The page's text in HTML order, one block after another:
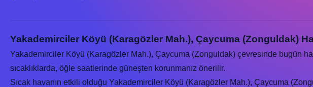
Yakademirciler Köyü (Karagözler Mah.), Çaycuma (Zonguldak)
Yakademirciler Köyü (Karagözler Mah.), Çaycuma (Zonguldak) çevresinde bugün
sıcaklıklarda, öğle saatlerinde güneşten korunmanız önerilir.
Sıcak havanın etkili olduğu Yakademirciler Köyü (Karagözler Mah.), Çaycuma